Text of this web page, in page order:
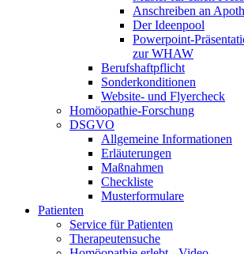
Anschreiben an
Der Ideenpool
Powerpoint-
zur WHAW
Berufshaftpflicht
Sonderkonditionen
Website- und Flyercheck
Homöopathie-Forschung
DSGVO
Allgemeine Informationen
Erläuterungen
Maßnahmen
Checkliste
Musterformulare
Patienten
Service für Patienten
Therapeutensuche